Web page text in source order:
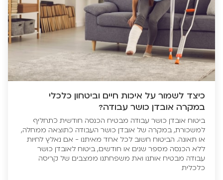
כיצד לשמור על איכות חיים וביטחון כלכלי
במקרה אובדן כושר עבודה?
ביטוח אובדן כושר עבודה מבטיח הכנסה חודשית כתחליף
למשכורת, במקרה של אובדן כושר העבודה כתוצאה ממחלה,
או תאונה. הביטוח חשוב לכל אחד מאיתנו - אם נאלץ לחיות
ללא הכנסה מספר שנים או חודשים, ביטוח לאובדן כושר
עבודה מבטיח אותנו ואת משפחתנו ממצבים של קריסה
כלכלית